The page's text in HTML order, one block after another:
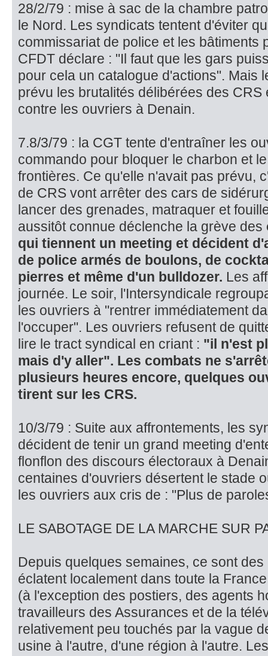
28/2/79 : mise à sac de la chambre
le Nord. Les syndicats ten­tent d'éviter
commissariat de police et les bâtiments
CFDT déclare : "Il faut que les gars
pour cela un catalogue d'actions". Mais
prévu les brutali­tés délibérées des CRS
contre les ouvriers à Denain.
7.8/3/79 : la CGT tente d'entraîner les
commando pour bloquer le charbon et
frontières. Ce qu'elle n'avait pas prévu,
de CRS vont arrêter des cars de
lancer des grenades, matraquer et
aussitôt connue déclenche la grè­ve des
qui tien­nent un meeting et décident
de police armés de boulons, de
pierres et même d'un bulldozer. Les
journée. Le soir, l'Intersyndicale
les ouvriers à "rentrer immédiatement
l'occuper". Les ouvriers refusent de
lire le tract syndical en criant : "il n'est
mais d'y aller". Les com­bats ne
plu­sieurs heures encore, quelques
tirent sur les CRS.
10/3/79 : Suite aux affrontements, les
décident de tenir un grand meeting
flonflon des discours électoraux à
centaines d'ouvriers désertent le stade
les ouvriers aux cris de : "Plus de
LE SABOTAGE DE LA MARCHE SUR
Depuis quelques semaines, ce sont
éclatent localement dans tou­te la
(à l'exception des postiers, des agents
travailleurs des Assurances et de la
relativement peu touchés par la vague
usine à l'autre, d'une région à l'autre.